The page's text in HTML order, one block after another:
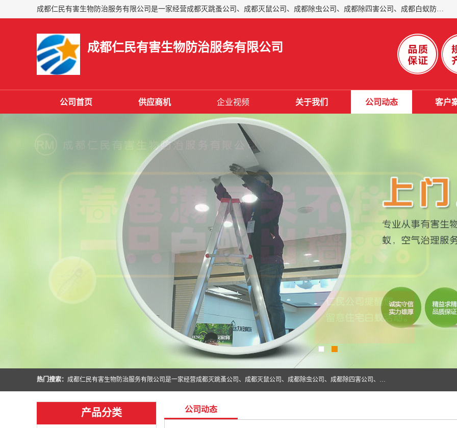
成都仁民有害生物防治服务有限公司是一家经营成都灭跳蚤公司、成都灭鼠公司、成都除虫公司、成都除四害公司、成都白蚁防治公司、成都杀虫公司等。业务覆盖：青白江、郫县、简阳、金堂、乐山、眉山、绵阳、彭州等区域。 由于我们的专业技术和服务态度得到了肯定、 目前公司已经与省内外的多个金 融企业、高端写字楼、星级酒 店、宾馆餐饮企业、学校、制造生产企业、物业小区建立了长期友好的合作关系。
成都仁民有害生物防治服务有限公司
公司首页 供应商机 企业视频 关于我们 公司动态 客户
热门搜索： 成都仁民有害生物防治服务有限公司是一家经营成都灭跳蚤公司、成都灭鼠公司、成都除虫公司、成都除四害公司、成都白蚁防治公司、成都杀虫公司等。业务覆盖：青白江、郫县、简阳、金堂、乐山、眉山、绵阳、彭州等区域。 由于我们的专业技术和服务态度得到了肯定、 目前公司已经与省内外的多个金 融企业、高端写字楼、星级酒 店、宾馆餐饮企业、学校、制造生产企业、物业小区建立了长期友好的合作关系。
产品分类 公司动态